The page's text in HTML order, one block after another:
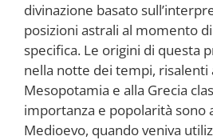
divinazione basato
posizioni astrali al momento
specifica. Le origini di questa
nella notte dei tempi, risalenti
Mesopotamia e alla Grecia
importanza e popolarità sono
Medioevo, quando veniva